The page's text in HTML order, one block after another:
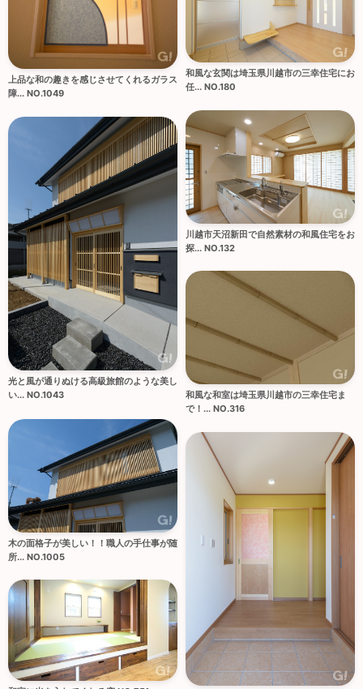
上品な和の趣きを感じさせてくれるガラス
障... NO.1049
和風な玄関は埼玉県川越市の三幸住宅にお
任... NO.180
川越市天沼新田で自然素材の和風住宅をお
探... NO.132
光と風が通りぬける高級旅館のような美し
い... NO.1043
和風な和室は埼玉県川越市の三幸住宅ま
で！... NO.316
木の面格子が美しい！！職人の手仕事が随
所... NO.1005